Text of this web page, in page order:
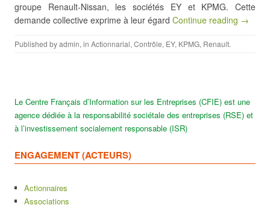
groupe Renault-Nissan, les sociétés EY et KPMG. Cette
demande collective exprime à leur égard Continue reading →
Published byadmin, in Actionnarial, Contrôle, EY, KPMG, Renault.
Le Centre Français d’Information sur les Entreprises (CFIE) est une
agence dédiée à la responsabilité sociétale des entreprises (RSE) et
à l’investissement socialement responsable (ISR)
ENGAGEMENT (ACTEURS)
Actionnaires
Associations